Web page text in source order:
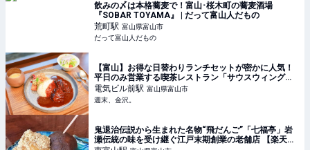
飲みの〆は本格蕎麦で！富山･桜木町の蕎麦酒場
『SOBAR TOYAMA』 | だって富山人だもの
荒町駅 富山県富山市
だって富山人だもの
【富山】お得な日替わりランチセットが密かに人気！
平日のみ営業する喫茶レストラン「サウスウィング」
【富山電気ビルディング】 - 週末、金沢。
電気ビル前駅 富山県富山市
週末、金沢。
鬼退治伝説から生まれた名物“飛だんご”「七福亭」岩
瀬伝統の味を受け継ぐ江戸末期創業の老舗店 【楽天ト